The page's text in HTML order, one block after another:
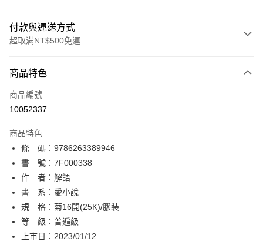
付款與運送方式
超取滿NT$500免運
信用卡一次付款
超商取貨付款
相關說明
【關於「AFTEE先享後付」】
AFTEE先享後付是「在收到商品之後才付款」的支付方式。 讓您購物簡單
便利好安心！
１．簡單：不需註冊會員、不需綁卡、不需儲值。
２．便利：只要手機號碼，簡訊認證，即可結帳。
３．安心：先確認商品／服務後，再付款。
【「AFTEE先享後付」結帳流程】
１．於結帳方式選擇「AFTEE先享後付」後，將跳轉至「AFTEE先享後付」
ATM付款
運送方式
全家取貨付款
每筆NT$80，滿NT$500(含以上)免運費
商品特色
商品編號
10052337
商品特色
條 碼：9786263389946
書 號：7F000338
作 者：解語
書 系：愛小說
規 格：菊16開(25K)/膠裝
等 級：普遍級
上市日：2023/01/12